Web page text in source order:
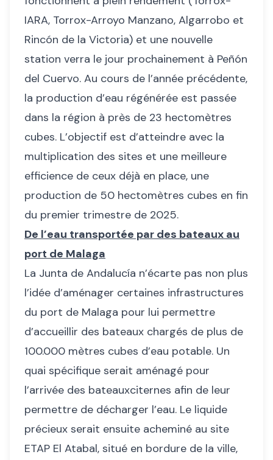
IARA, Torrox-Arroyo Manzano, Algarrobo et
Rincón de la Victoria) et une nouvelle
station verra le jour prochainement à Peñón
del Cuervo. Au cours de l’année précédente,
la production d’eau régénérée est passée
dans la région à près de 23 hectomètres
cubes. L’objectif est d’atteindre avec la
multiplication des sites et une meilleure
efficience de ceux déjà en place, une
production de 50 hectomètres cubes en fin
du premier trimestre de 2025.
De l’eau transportée par des bateaux au
port de Malaga
La Junta de Andalucía n’écarte pas non plus
l’idée d’aménager certaines infrastructures
du port de Malaga pour lui permettre
d’accueillir des bateaux chargés de plus de
100.000 mètres cubes d’eau potable. Un
quai spécifique serait aménagé pour
l’arrivée des bateauxciternes afin de leur
permettre de décharger l’eau. Le liquide
précieux serait ensuite acheminé au site
ETAP El Atabal, situé en bordure de la ville,